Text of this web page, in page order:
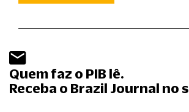
Quem faz o PIB lê.
Receba o Brazil Journal no